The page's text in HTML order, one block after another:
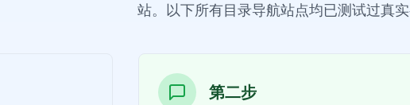
站。以下所有目录导航站点均已测试过真实
第二步